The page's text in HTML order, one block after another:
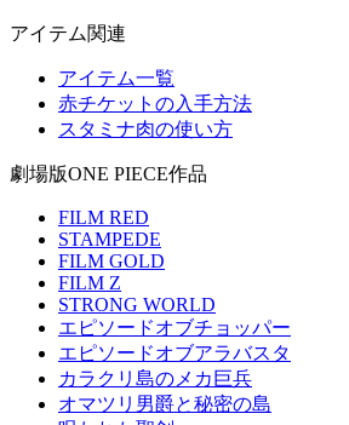
アイテム関連
アイテム一覧
赤チケットの入手方法
スタミナ肉の使い方
劇場版ONE PIECE作品
FILM RED
STAMPEDE
FILM GOLD
FILM Z
STRONG WORLD
エピソードオブチョッパー
エピソードオブアラバスタ
カラクリ島のメカ巨兵
オマツリ男爵と秘密の島